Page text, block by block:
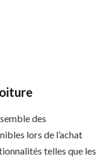
des
lors de l’achat
telles que les